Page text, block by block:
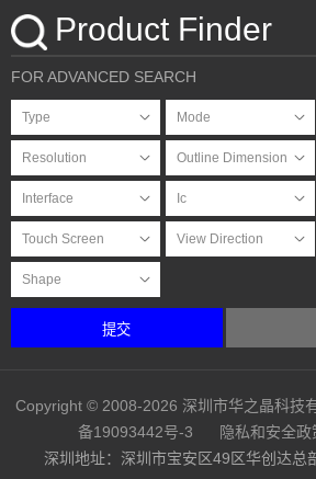
Product Finder
FOR ADVANCED SEARCH
提交
Copyright © 2008-2026 深圳市华之晶科技
备19093442号-3
隐私和安全政
深圳地址：深圳市宝安区49区华创达总